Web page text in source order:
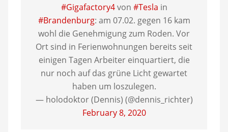
#Gigafactory4von #Tesla in
#Brandenburg: am 07.02. gegen 16 kam
wohl die Genehmigung zum Roden. Vor
Ort sind in Ferienwohnungen bereits seit
einigen Tagen Arbeiter einquartiert, die
nur noch auf das grüne Licht gewartet
haben um loszulegen.
— holodoktor (Dennis) (@dennis_richter)
February 8, 2020